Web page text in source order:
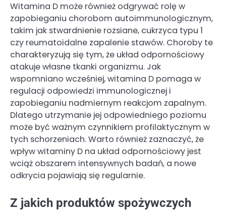
Witamina D może również odgrywać rolę w
zapobieganiu chorobom autoimmunologicznym,
takim jak stwardnienie rozsiane, cukrzyca typu 1
czy reumatoidalne zapalenie stawów. Choroby te
charakteryzują się tym, że układ odpornościowy
atakuje własne tkanki organizmu. Jak
wspomniano wcześniej, witamina D pomaga w
regulacji odpowiedzi immunologicznej i
zapobieganiu nadmiernym reakcjom zapalnym.
Dlatego utrzymanie jej odpowiedniego poziomu
może być ważnym czynnikiem profilaktycznym w
tych schorzeniach. Warto również zaznaczyć, że
wpływ witaminy D na układ odpornościowy jest
wciąż obszarem intensywnych badań, a nowe
odkrycia pojawiają się regularnie.
Z jakich produktów spożywczych